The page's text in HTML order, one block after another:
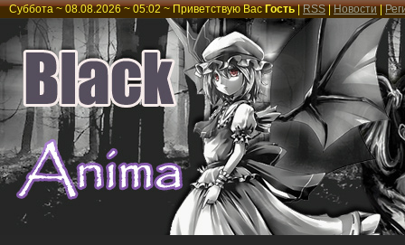
Суббота ~ 08.08.2026 ~ 05:02 ~Приветствую Вас Гость|RSS|Новости|